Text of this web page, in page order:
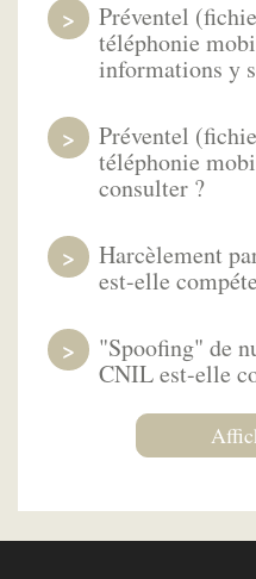
Préventel
téléphonie
informations y
Préventel
téléphonie
consulter ?
Harcèlement
est-elle
"Spoofing" de
CNIL est-elle